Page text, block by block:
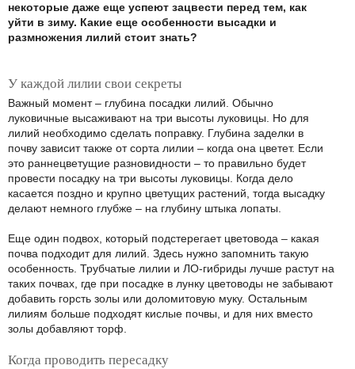
некоторые даже еще успеют зацвести перед тем, как
уйти в зиму. Какие еще особенности высадки и
размножения лилий стоит знать?
У каждой лилии свои секреты
Важный момент – глубина посадки лилий. Обычно
луковичные высаживают на три высоты луковицы. Но для
лилий необходимо сделать поправку. Глубина заделки в
почву зависит также от сорта лилии – когда она цветет. Если
это раннецветущие разновидности – то правильно будет
провести посадку на три высоты луковицы. Когда дело
касается поздно и крупно цветущих растений, тогда высадку
делают немного глубже – на глубину штыка лопаты.
Еще один подвох, который подстерегает цветовода – какая
почва подходит для лилий. Здесь нужно запомнить такую
особенность. Трубчатые лилии и ЛО-гибриды лучше растут на
таких почвах, где при посадке в лунку цветоводы не забывают
добавить горсть золы или доломитовую муку. Остальным
лилиям больше подходят кислые почвы, и для них вместо
золы добавляют торф.
Когда проводить пересадку